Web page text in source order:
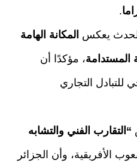
.
الحدث يعكس المكانة الهامة
المستدامة، مؤكدًا أن
للتبادل التجاري
“التقارب الفني والتشابه
الأفريقية، وأن الجزائر